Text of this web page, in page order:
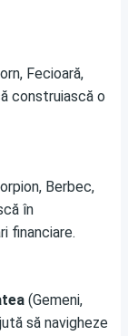
Fecioară,
construiască o
Berbec,
în
financiare.
(Gemeni,
să navigheze